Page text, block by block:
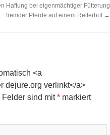
Haftung bei eigenmächtiger Fütterung
fremder Pferde auf einem Reiterhof →
<a
dejure.org verlinkt</a>
Felder sind mit* markiert